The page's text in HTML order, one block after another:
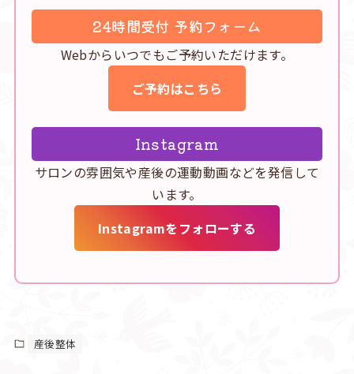
24時間受付 予約フォーム
Webからいつでもご予約いただけます。
ご予約はこちら
Instagram
サロンの雰囲気や産後の運動動画などを発信して
います。
Instagramをフォローする
産後整体